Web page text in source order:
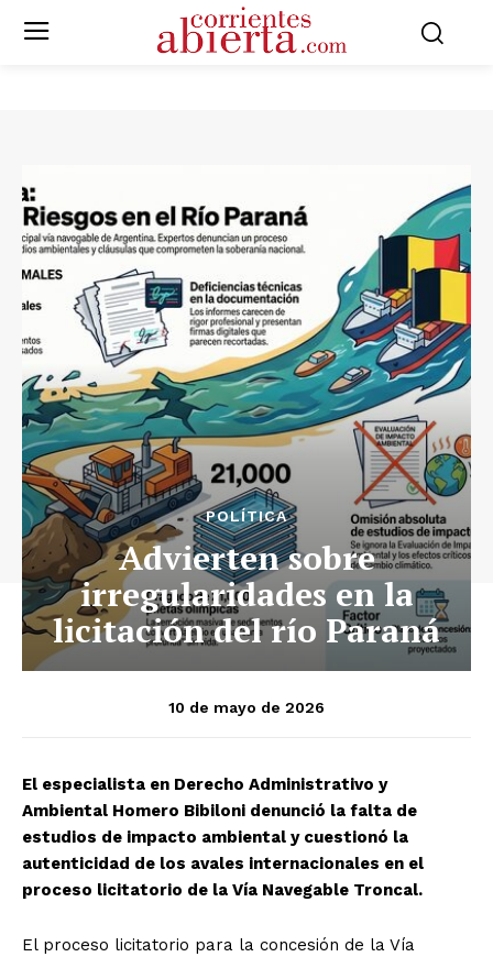
POLÍTICA
Advierten sobre
irregularidades en la
licitación del río Paraná
10 de mayo de 2026
El especialista en Derecho Administrativo y
Ambiental Homero Bibiloni denunció la falta de
estudios de impacto ambiental y cuestionó la
autenticidad de los avales internacionales en el
proceso licitatorio de la Vía Navegable Troncal.
El proceso licitatorio para la concesión de la Vía